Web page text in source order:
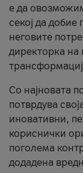
е да
секој да
неговите
директорка на
Со најновата
потврдува
иновативни,
кориснички
поголема
додадена